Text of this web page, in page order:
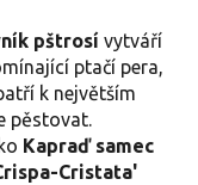
pštrosí vytváří
ptačí pera,
k největším
pěstovat.
Kapraď samec
Cristata'